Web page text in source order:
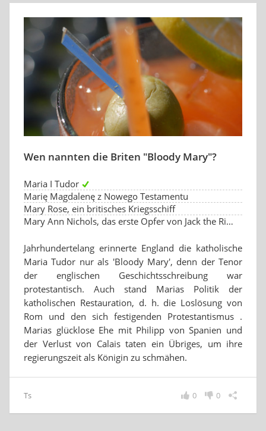
Wen nannten die Briten "Bloody Mary"?
Maria I Tudor
Marię Magdalenę z Nowego Testamentu
Mary Rose, ein britisches Kriegsschiff
Mary Ann Nichols, das erste Opfer von Jack the Ripper
Jahrhundertelang erinnerte England die katholische
Maria Tudor nur als 'Bloody Mary', denn der Tenor
der englischen Geschichtsschreibung war
protestantisch. Auch stand Marias Politik der
katholischen Restauration, d. h. die Loslösung von
Rom und den sich festigenden Protestantismus .
Marias glücklose Ehe mit Philipp von Spanien und
der Verlust von Calais taten ein Übriges, um ihre
regierungszeit als Königin zu schmähen.
Ts 0
0